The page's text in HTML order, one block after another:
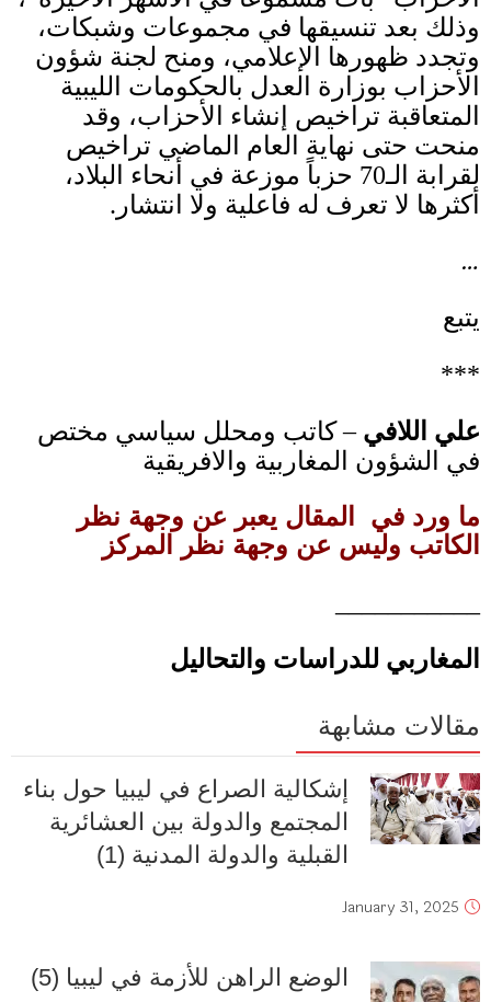
وذلك بعد تنسيقها في مجموعات وشبكات،
وتجدد ظهورها الإعلامي، ومنح لجنة شؤون
الأحزاب بوزارة العدل بالحكومات الليبية
المتعاقبة تراخيص إنشاء الأحزاب، وقد
منحت حتى نهاية العام الماضي تراخيص
لقرابة الـ70 حزباً موزعة في أنحاء البلاد،
أكثرها لا تعرف له فاعلية ولا انتشار .
…
يتبع
***
علي اللافي – كاتب ومحلل سياسي مختص
في الشؤون المغاربية والافريقية
ما ورد في المقال يعبر عن وجهة نظر
الكاتب وليس عن وجهة نظر المركز
المغاربي للدراسات والتحاليل
مقالات مشابهة
إشكالية الصراع في ليبيا حول بناء
المجتمع والدولة بين العشائرية
القبلية والدولة المدنية (1)
January 31, 2025
الوضع الراهن للأزمة في ليبيا (5)